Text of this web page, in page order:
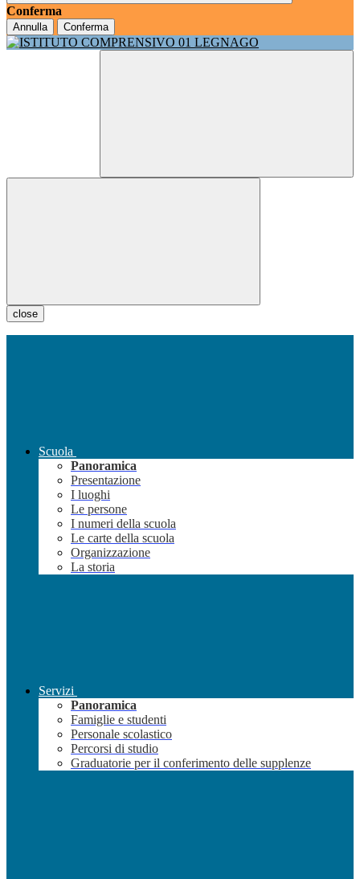
Conferma
Annulla Conferma
close
Scuola
Panoramica
Presentazione
I luoghi
Le persone
I numeri della scuola
Le carte della scuola
Organizzazione
La storia
Servizi
Panoramica
Famiglie e studenti
Personale scolastico
Percorsi di studio
Graduatorie per il conferimento delle supplenze